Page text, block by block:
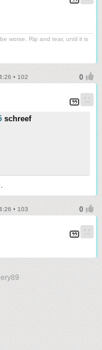
worse. Rip and tear, until it is
• 102
schreef
• 103